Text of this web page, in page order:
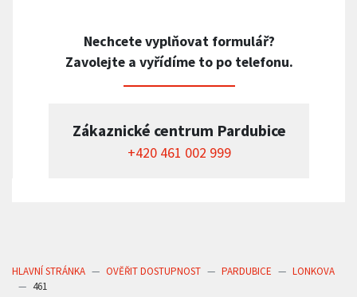
Nechcete vyplňovat formulář?
Zavolejte a vyřídíme to po telefonu.
Zákaznické centrum Pardubice
+420 461 002 999
HLAVNÍ STRÁNKA OVĚŘIT DOSTUPNOST PARDUBICE
LONKOVA
461